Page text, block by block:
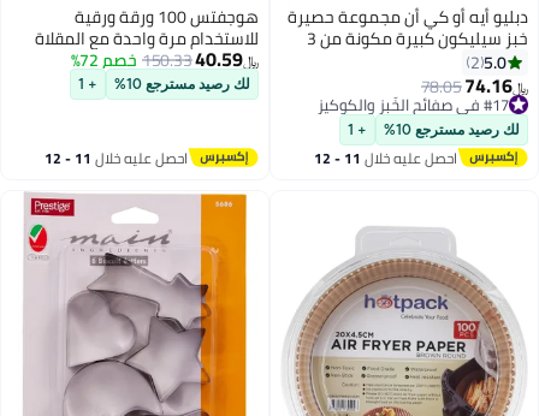
دبليو أيه أو كي أن مجموعة حصيرة
خبز سيليكون كبيرة مكونة من 3
قطع، حصائر معجنات سيليكون
سميكة للغاية غير لاصقة وغير قابلة
للانزلاق للخبز، مع قطعة واحدة من
شوبك وقطعة واحدة غير مكشطة
(أخضر)
5.0
2
﷼‏74.16
78.05
#17 في صفائح الخَبز والكوكيز
#17 في صفائح الخَبز والكوكيز
لك رصيد مسترجع 10% + 1
احصل عليه خلال 11 - 12
هوجفتس 100 ورقة ورقية
للاستخدام مرة واحدة مع المقلاة
الهوائية، ورق خبز مربع، بطانات
للمقلاة الهوائية، ورق زبدة مقاوم
للزيت للميكروويف، ورق زبدة غير
والطهي والتحميص، أطباق
للاستخدام مرة واحدة
﷼‏40.59
150.33خصم 72%
لك رصيد مسترجع 10% + 1
احصل عليه خلال 11 - 12